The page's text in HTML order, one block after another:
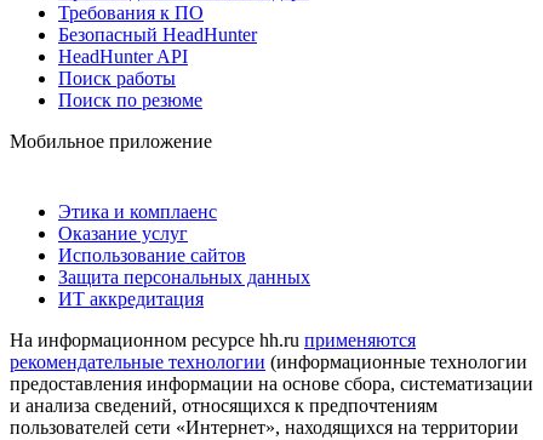
Требования к ПО
Безопасный HeadHunter
HeadHunter API
Поиск работы
Поиск по резюме
Мобильное приложение
Этика и комплаенс
Оказание услуг
Использование сайтов
Защита персональных данных
ИТ аккредитация
На информационном ресурсе hh.ru применяются
рекомендательные технологии (информационные технологии
предоставления информации на основе сбора, систематизации
и анализа сведений, относящихся к предпочтениям
пользователей сети «Интернет», находящихся на территории